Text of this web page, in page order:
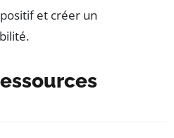
et créer un